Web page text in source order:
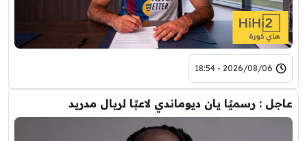
2026/08/06 - 18:54
عاجل : رسميًا يان ديوماندي لاعبًا لريال مدريد